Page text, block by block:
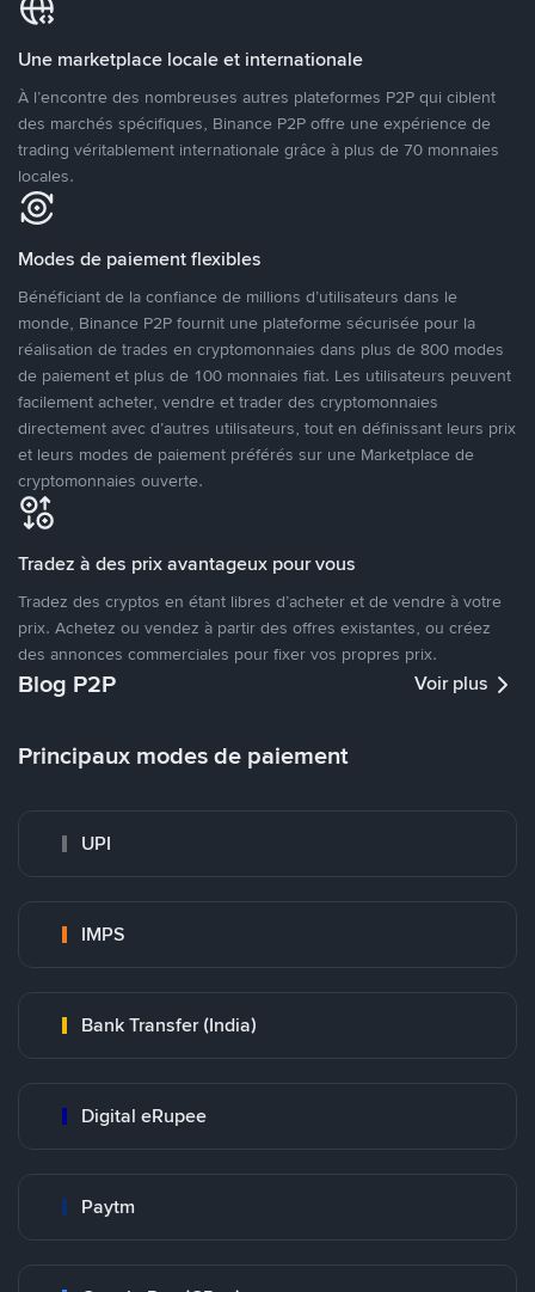
Une marketplace locale et internationale
À l’encontre des nombreuses autres plateformes P2P qui ciblent
des marchés spécifiques, Binance P2P offre une expérience de
trading véritablement internationale grâce à plus de 70 monnaies
locales.
Modes de paiement flexibles
Bénéficiant de la confiance de millions d’utilisateurs dans le
monde, Binance P2P fournit une plateforme sécurisée pour la
réalisation de trades en cryptomonnaies dans plus de 800 modes
de paiement et plus de 100 monnaies fiat. Les utilisateurs peuvent
facilement acheter, vendre et trader des cryptomonnaies
directement avec d’autres utilisateurs, tout en définissant leurs prix
et leurs modes de paiement préférés sur une Marketplace de
cryptomonnaies ouverte.
Tradez à des prix avantageux pour vous
Tradez des cryptos en étant libres d’acheter et de vendre à votre
prix. Achetez ou vendez à partir des offres existantes, ou créez
des annonces commerciales pour fixer vos propres prix.
Blog P2P Voir plus
Principaux modes de paiement
UPI
IMPS
Bank Transfer (India)
Digital eRupee
Paytm